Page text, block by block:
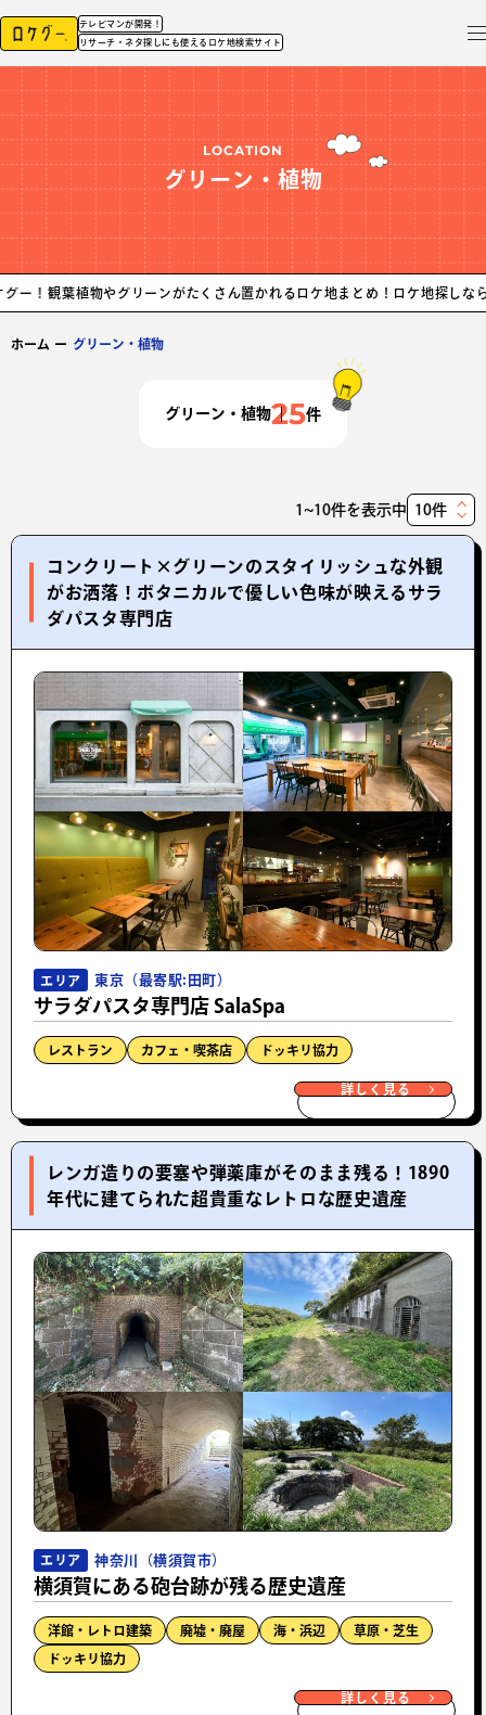
テレビマンが開発！
リサーチ・ネタ探しにも使えるロケ地検索サイト
LOCATION
グリーン・植物
物やグリーンがたくさん置かれるロケ地まとめ！ロケ地探しなら、ロケグー
ホーム ー グリーン・植物
グリーン・植物25件
1~10件を表示中
表
件
数
コンクリート×グリーンのスタイリッシュな外観
がお洒落！ボタニカルで優しい色味が映えるサラ
ダパスタ専門店
エリア 東京（最寄駅:田町）
サラダパスタ専門店 SalaSpa
レストラン カフェ・喫茶店 ドッキリ協力
詳しく見る
レンガ造りの要塞や弾薬庫がそのまま残る！1890
年代に建てられた超貴重なレトロな歴史遺産
エリア 神奈川（横須賀市）
横須賀にある砲台跡が残る歴史遺産
洋館・レトロ建築 廃墟・廃屋 海・浜辺 草原・芝生
ドッキリ協力
詳しく見る